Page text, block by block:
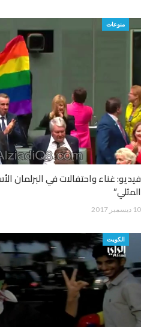
منوعات
فيديو: غناء واحتفالات في البرلمان
المثلي”
10 ديسمبر 2017
الكويت